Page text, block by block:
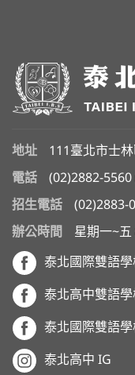
地址 111臺北市士
電話
(02)2882-5560
招生電話
(02)2883-
辦公時間
星期一~
泰北國際雙語
泰北高中雙語
泰北國際雙語
泰北高中 IG